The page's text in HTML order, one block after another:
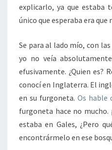
explicarlo, ya que estaba
único que esperaba era que
Se para al lado mío, con
yo no veía
efusivamente. ¿Quien es?
conocí en Inglaterra. El
en su furgoneta. Os hable
furgoneta hace no mucho.
estaba en Gales, ¿Pero
encontrármelo en ese